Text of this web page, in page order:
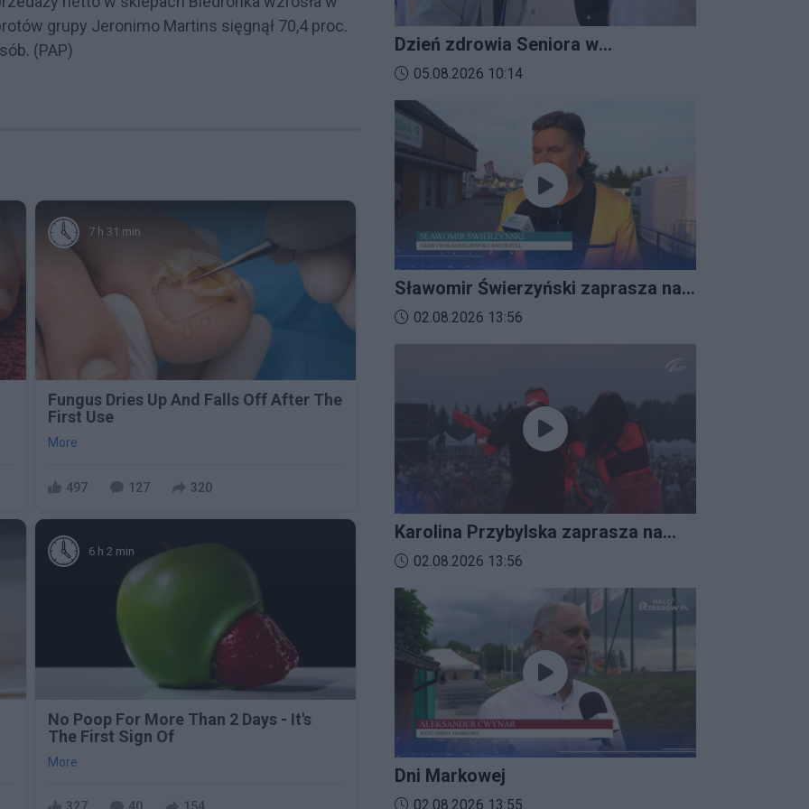
grupy Jeronimo Martins sięgnął 70,4 proc.
(PAP)
7 h 31 min
Fungus Dries Up And Falls Off After The
First Use
More
497 127 320
6 h 2 min
No Poop For More Than 2 Days - It's
The First Sign Of
More
Dzień zdrowia Seniora w
Bratkowicach
Data dodania materiału wideo:
05.08.2026 10:14
Sławomir Świerzyński zaprasza na
Imprezalia 2026
Data dodania materiału wideo:
02.08.2026 13:56
Karolina Przybylska zaprasza na
Imprezalia 2026
Data dodania materiału wideo:
02.08.2026 13:56
Dni Markowej
Data dodania materiału wideo:
02.08.2026 13:55